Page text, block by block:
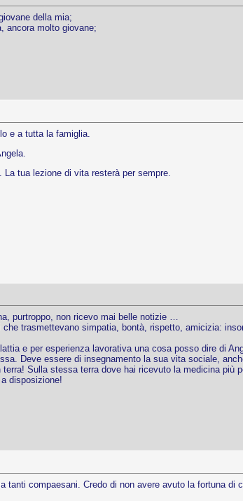
della mia;
ancora molto giovane;
e a tutta la famiglia.
tua lezione di vita resterà per sempre.
purtroppo, non ricevo mai belle notizie …
trasmettevano simpatia, bontà, rispetto, amicizia:
e per esperienza lavorativa una cosa posso dire di
Deve essere di insegnamento la sua vita sociale,
Sulla stessa terra dove hai ricevuto la medicina più
disposizione!
compaesani. Credo di non avere avuto la fortuna di